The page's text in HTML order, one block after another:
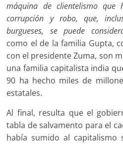
máquina de clientelismo que
corrupción y robo, que,
burgueses, se puede
como el de la familia Gupta,
con el presidente Zuma, son
una familia capitalista india
90 ha hecho miles de
estatales.
Al final, resulta que el
tabla de salvamento para el
había sumido al capitalismo